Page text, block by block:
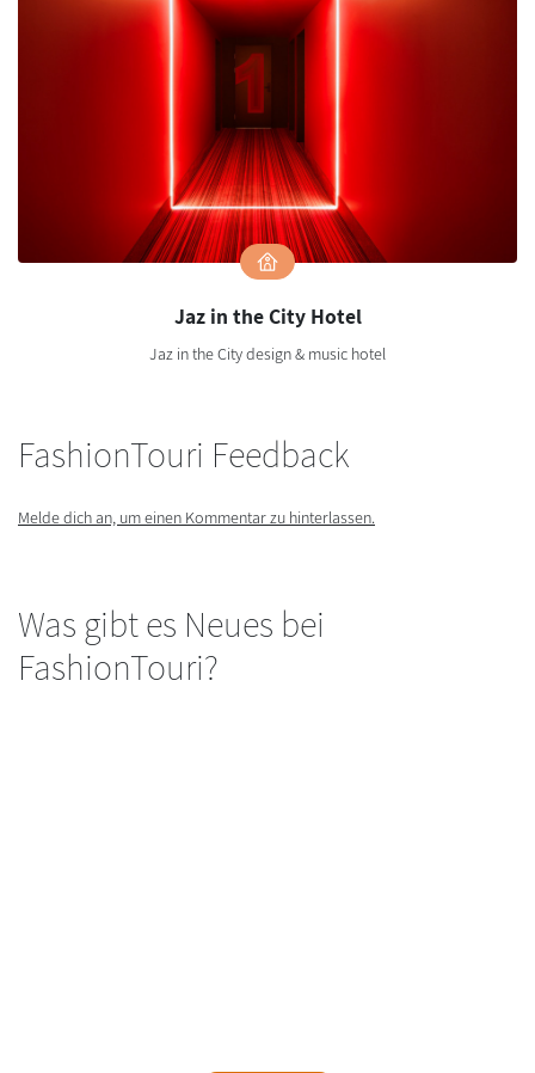
Jaz in the City Hotel
Jaz in the City design & music hotel
FashionTouri Feedback
Melde dich an, um einen Kommentar zu hinterlassen.
Was gibt es Neues bei
FashionTouri?